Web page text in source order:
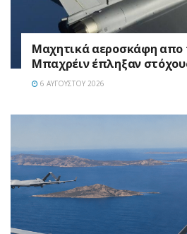
Mαχητικά αεροσκάφη απο
Μπαχρέιν έπληξαν
6 ΑΥΓΟΎΣΤΟΥ 2026